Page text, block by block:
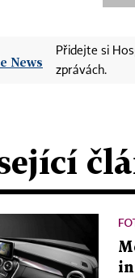
Přidejte si
zprávách.